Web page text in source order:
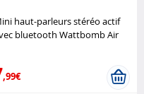
haut-parleurs stéréo actif
bluetooth Wattbomb Air
,99€